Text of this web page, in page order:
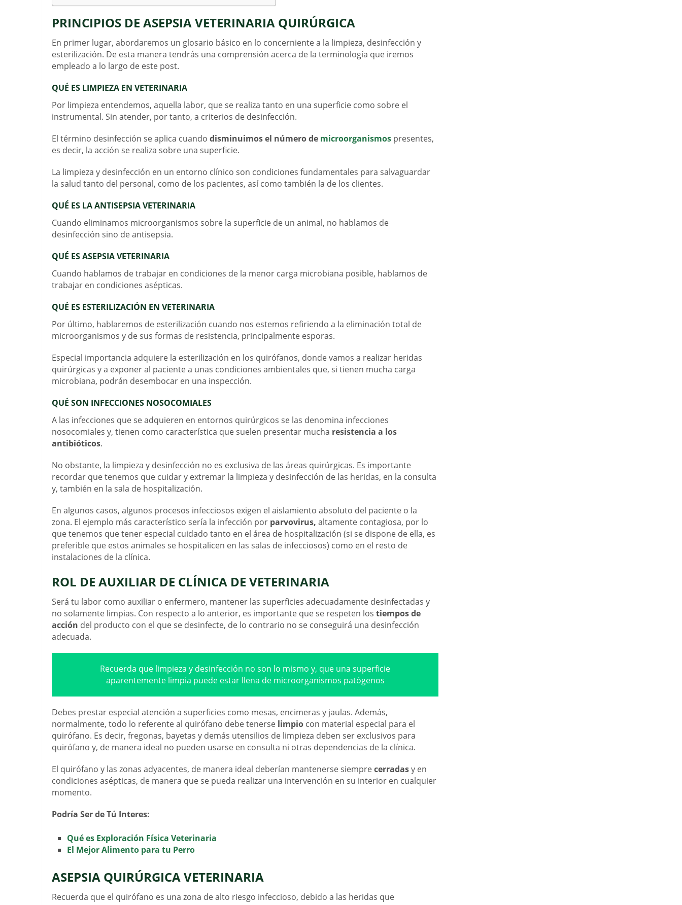
PRINCIPIOS DE ASEPSIA VETERINARIA QUIRÚRGICA
En primer lugar, abordaremos un glosario básico en lo concerniente a la limpieza, desinfección y
esterilización. De esta manera tendrás una comprensión acerca de la terminología que iremos
empleado a lo largo de este post.
QUÉ ES LIMPIEZA EN VETERINARIA
Por limpieza entendemos, aquella labor, que se realiza tanto en una superficie como sobre el
instrumental. Sin atender, por tanto, a criterios de desinfección.
El término desinfección se aplica cuando disminuimos el número de microorganismos presentes,
es decir, la acción se realiza sobre una superficie.
La limpieza y desinfección en un entorno clínico son condiciones fundamentales para salvaguardar
la salud tanto del personal, como de los pacientes, así como también la de los clientes.
QUÉ ES LA ANTISEPSIA VETERINARIA
Cuando eliminamos microorganismos sobre la superficie de un animal, no hablamos de
desinfección sino de antisepsia.
QUÉ ES ASEPSIA VETERINARIA
Cuando hablamos de trabajar en condiciones de la menor carga microbiana posible, hablamos de
trabajar en condiciones asépticas.
QUÉ ES ESTERILIZACIÓN EN VETERINARIA
Por último, hablaremos de esterilización cuando nos estemos refiriendo a la eliminación total de
microorganismos y de sus formas de resistencia, principalmente esporas.
Especial importancia adquiere la esterilización en los quirófanos, donde vamos a realizar heridas
quirúrgicas y a exponer al paciente a unas condiciones ambientales que, si tienen mucha carga
microbiana, podrán desembocar en una inspección.
QUÉ SON INFECCIONES NOSOCOMIALES
A las infecciones que se adquieren en entornos quirúrgicos se las denomina infecciones
nosocomiales y, tienen como característica que suelen presentar mucha resistencia a los
antibióticos.
No obstante, la limpieza y desinfección no es exclusiva de las áreas quirúrgicas. Es importante
recordar que tenemos que cuidar y extremar la limpieza y desinfección de las heridas, en la consulta
y, también en la sala de hospitalización.
En algunos casos, algunos procesos infecciosos exigen el aislamiento absoluto del paciente o la
zona. El ejemplo más característico sería la infección por parvovirus, altamente contagiosa, por lo
que tenemos que tener especial cuidado tanto en el área de hospitalización (si se dispone de ella, es
preferible que estos animales se hospitalicen en las salas de infecciosos) como en el resto de
instalaciones de la clínica.
ROL DE AUXILIAR DE CLÍNICA DE VETERINARIA
Será tu labor como auxiliar o enfermero, mantener las superficies adecuadamente desinfectadas y
no solamente limpias. Con respecto a lo anterior, es importante que se respeten los tiempos de
acción del producto con el que se desinfecte, de lo contrario no se conseguirá una desinfección
adecuada.
Recuerda que limpieza y desinfección no son lo mismo y, que una superficie
aparentemente limpia puede estar llena de microorganismos patógenos
Debes prestar especial atención a superficies como mesas, encimeras y jaulas. Además,
normalmente, todo lo referente al quirófano debe tenerse limpio con material especial para el
quirófano. Es decir, fregonas, bayetas y demás utensilios de limpieza deben ser exclusivos para
quirófano y, de manera ideal no pueden usarse en consulta ni otras dependencias de la clínica.
El quirófano y las zonas adyacentes, de manera ideal deberían mantenerse siemprecerradasy en
condiciones asépticas, de manera que se pueda realizar una intervención en su interior en cualquier
momento.
Podría Ser de Tú Interes:
Qué es Exploración Física Veterinaria
El Mejor Alimento para tu Perro
ASEPSIA QUIRÚRGICA VETERINARIA
Recuerda que el quirófano es una zona de alto riesgo infeccioso, debido a las heridas que